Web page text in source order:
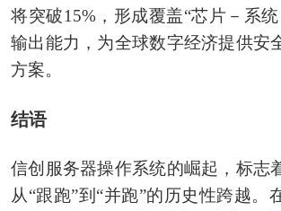
将突破15%，形成覆盖“芯片－系
输出能力，为全球数字经济提供安
方案。
结语
信创服务器操作系统的崛起，标志
从“跟跑”到“并跑”的历史性跨越。